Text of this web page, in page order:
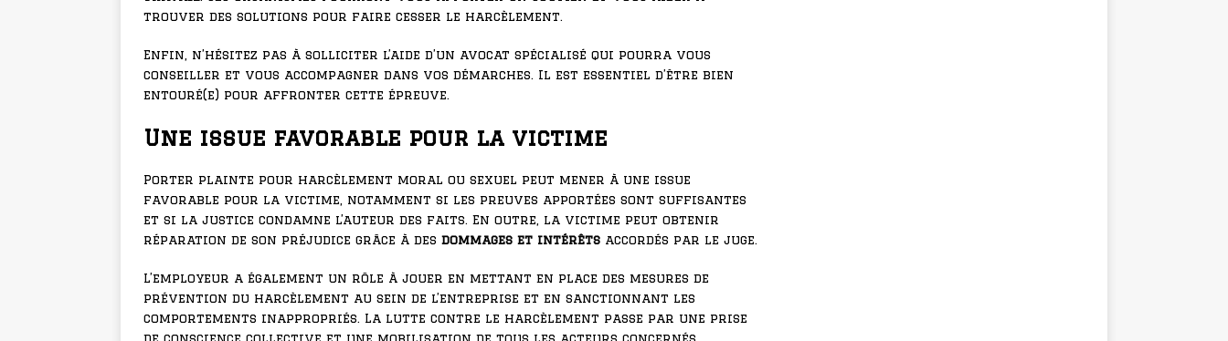
trouver des solutions pour faire cesser le harcèlement.
Enfin, n’hésitez pas à solliciter l’aide d’un avocat spécialisé qui pourra vous
conseiller et vous accompagner dans vos démarches. Il est essentiel d’être bien
entouré(e) pour affronter cette épreuve.
Une issue favorable pour la victime
Porter plainte pour harcèlement moral ou sexuel peut mener à une issue
favorable pour la victime, notamment si les preuves apportées sont suffisantes
et si la justice condamne l’auteur des faits. En outre, la victime peut obtenir
réparation de son préjudice grâce à des dommages et intérêts accordés par le juge.
L’employeur a également un rôle à jouer en mettant en place des mesures de
prévention du harcèlement au sein de l’entreprise et en sanctionnant les
comportements inappropriés. La lutte contre le harcèlement passe par une prise